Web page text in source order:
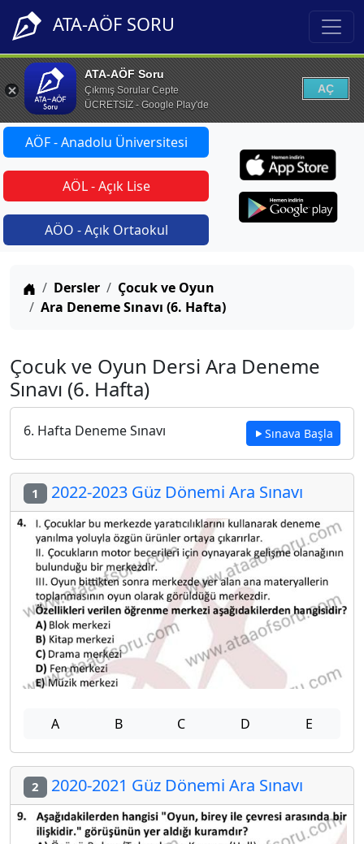
ATA-AÖF SORU
ATA-AÖF Soru
Çıkmış Sorular Cepte
ÜCRETSİZ - Google Play'de
AÇ
AÖF - Anadolu Üniversitesi
AÖL - Açık Lise
AÖO - Açık Ortaokul
Anasayfa
Dersler
Çocuk ve Oyun
Ara Deneme Sınavı (6. Hafta)
Çocuk ve Oyun Dersi Ara Deneme
Sınavı (6. Hafta)
6. Hafta Deneme Sınavı Sınava Başla
1 2022-2023 Güz Dönemi Ara Sınavı
A B C D E
2 2020-2021 Güz Dönemi Ara Sınavı